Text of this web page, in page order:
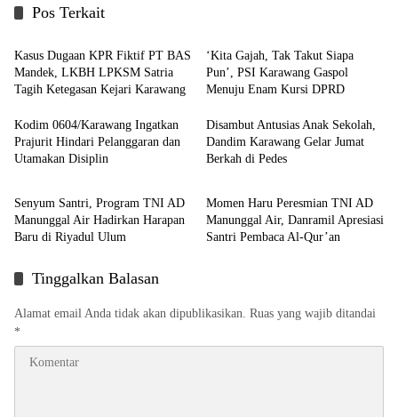
Pos Terkait
Berita
Kasus Dugaan KPR Fiktif PT BAS
Mandek, LKBH LPKSM Satria
Tagih Ketegasan Kejari Karawang
‘Kita Gajah, Tak Takut Siapa
Pun’, PSI Karawang Gaspol
Menuju Enam Kursi DPRD
Kodim 0604/Karawang Ingatkan
Prajurit Hindari Pelanggaran dan
Utamakan Disiplin
Disambut Antusias Anak Sekolah,
Dandim Karawang Gelar Jumat
Berkah di Pedes
Berita
Senyum Santri, Program TNI AD
Manunggal Air Hadirkan Harapan
Baru di Riyadul Ulum
Berita
Momen Haru Peresmian TNI AD
Manunggal Air, Danramil Apresiasi
Santri Pembaca Al-Qur’an
Tinggalkan Balasan
Alamat email Anda tidak akan dipublikasikan. Ruas yang wajib ditandai
*